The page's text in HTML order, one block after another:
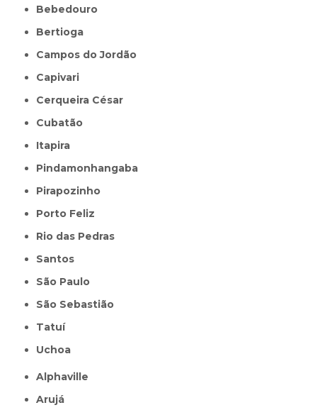
Bebedouro
Bertioga
Campos do Jordão
Capivari
Cerqueira César
Cubatão
Itapira
Pindamonhangaba
Pirapozinho
Porto Feliz
Rio das Pedras
Santos
São Paulo
São Sebastião
Tatuí
Uchoa
Alphaville
Arujá